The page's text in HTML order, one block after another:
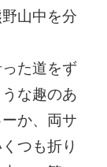
山中を分
た道をず
な趣のあ
か、両サ
つも折り